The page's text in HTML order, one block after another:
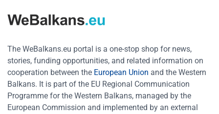
The WeBalkans.eu portal is a one-stop shop for news,
stories, funding opportunities, and related information on
cooperation between the European Union and the Western
Balkans. It is part of the EU Regional Communication
Programme for the Western Balkans, managed by the
European Commission and implemented by an external